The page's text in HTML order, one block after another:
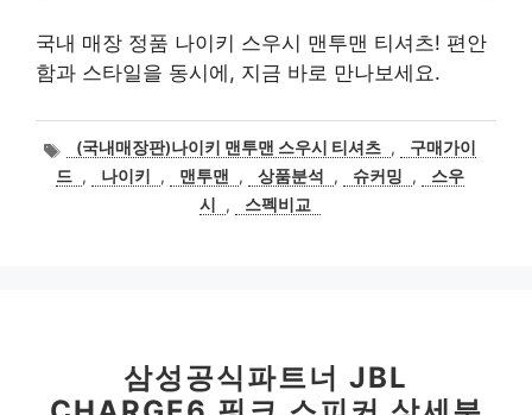
국내 매장 정품 나이키 스우시 맨투맨 티셔츠! 편안
함과 스타일을 동시에, 지금 바로 만나보세요.
태
그
(국내매장판)나이키 맨투맨 스우시 티셔츠 ,
구매가이
드 , 나이키 , 맨투맨 , 상품분석 , 슈커밍 ,
스우
시
, 스펙비교
삼성공식파트너 JBL